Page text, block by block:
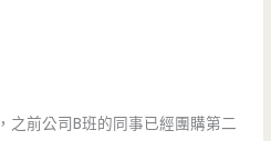
之前公司B班的同事已經團購第二